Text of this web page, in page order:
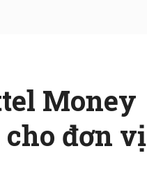
Money
đơn vị